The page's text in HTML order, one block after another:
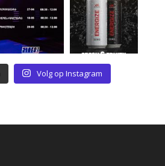
Volg op Instagram